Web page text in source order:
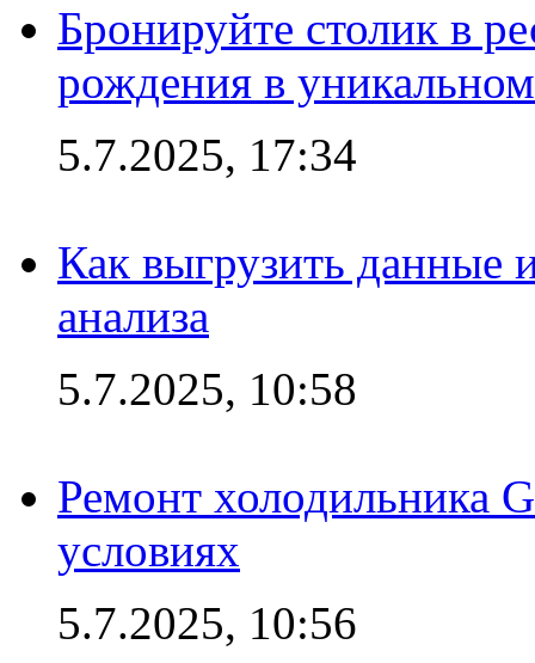
Бронируйте столик в
рождения в
5.7.2025, 17:34
Как выгрузить данные
анализа
5.7.2025, 10:58
Ремонт холодильника
условиях
5.7.2025, 10:56